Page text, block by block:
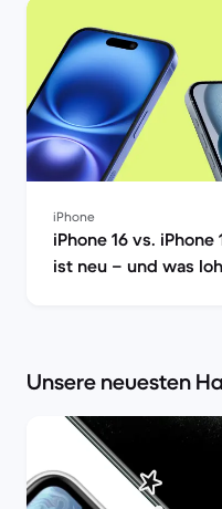
iPhone
iPhone 16 vs. iPhone
ist neu – und was
Unsere neuesten